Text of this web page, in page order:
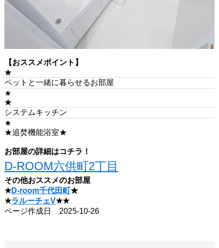
【おススメポイント】
★
ペットと一緒に暮らせるお部屋
★
★
システムキッチン
★
★追焚機能浴室★
お部屋の詳細はコチラ！
D-ROOM六供町2丁目
その他おススメのお部屋
★D-room千代田町★
★ラルーチェV★★
ページ作成日 2025-10-26